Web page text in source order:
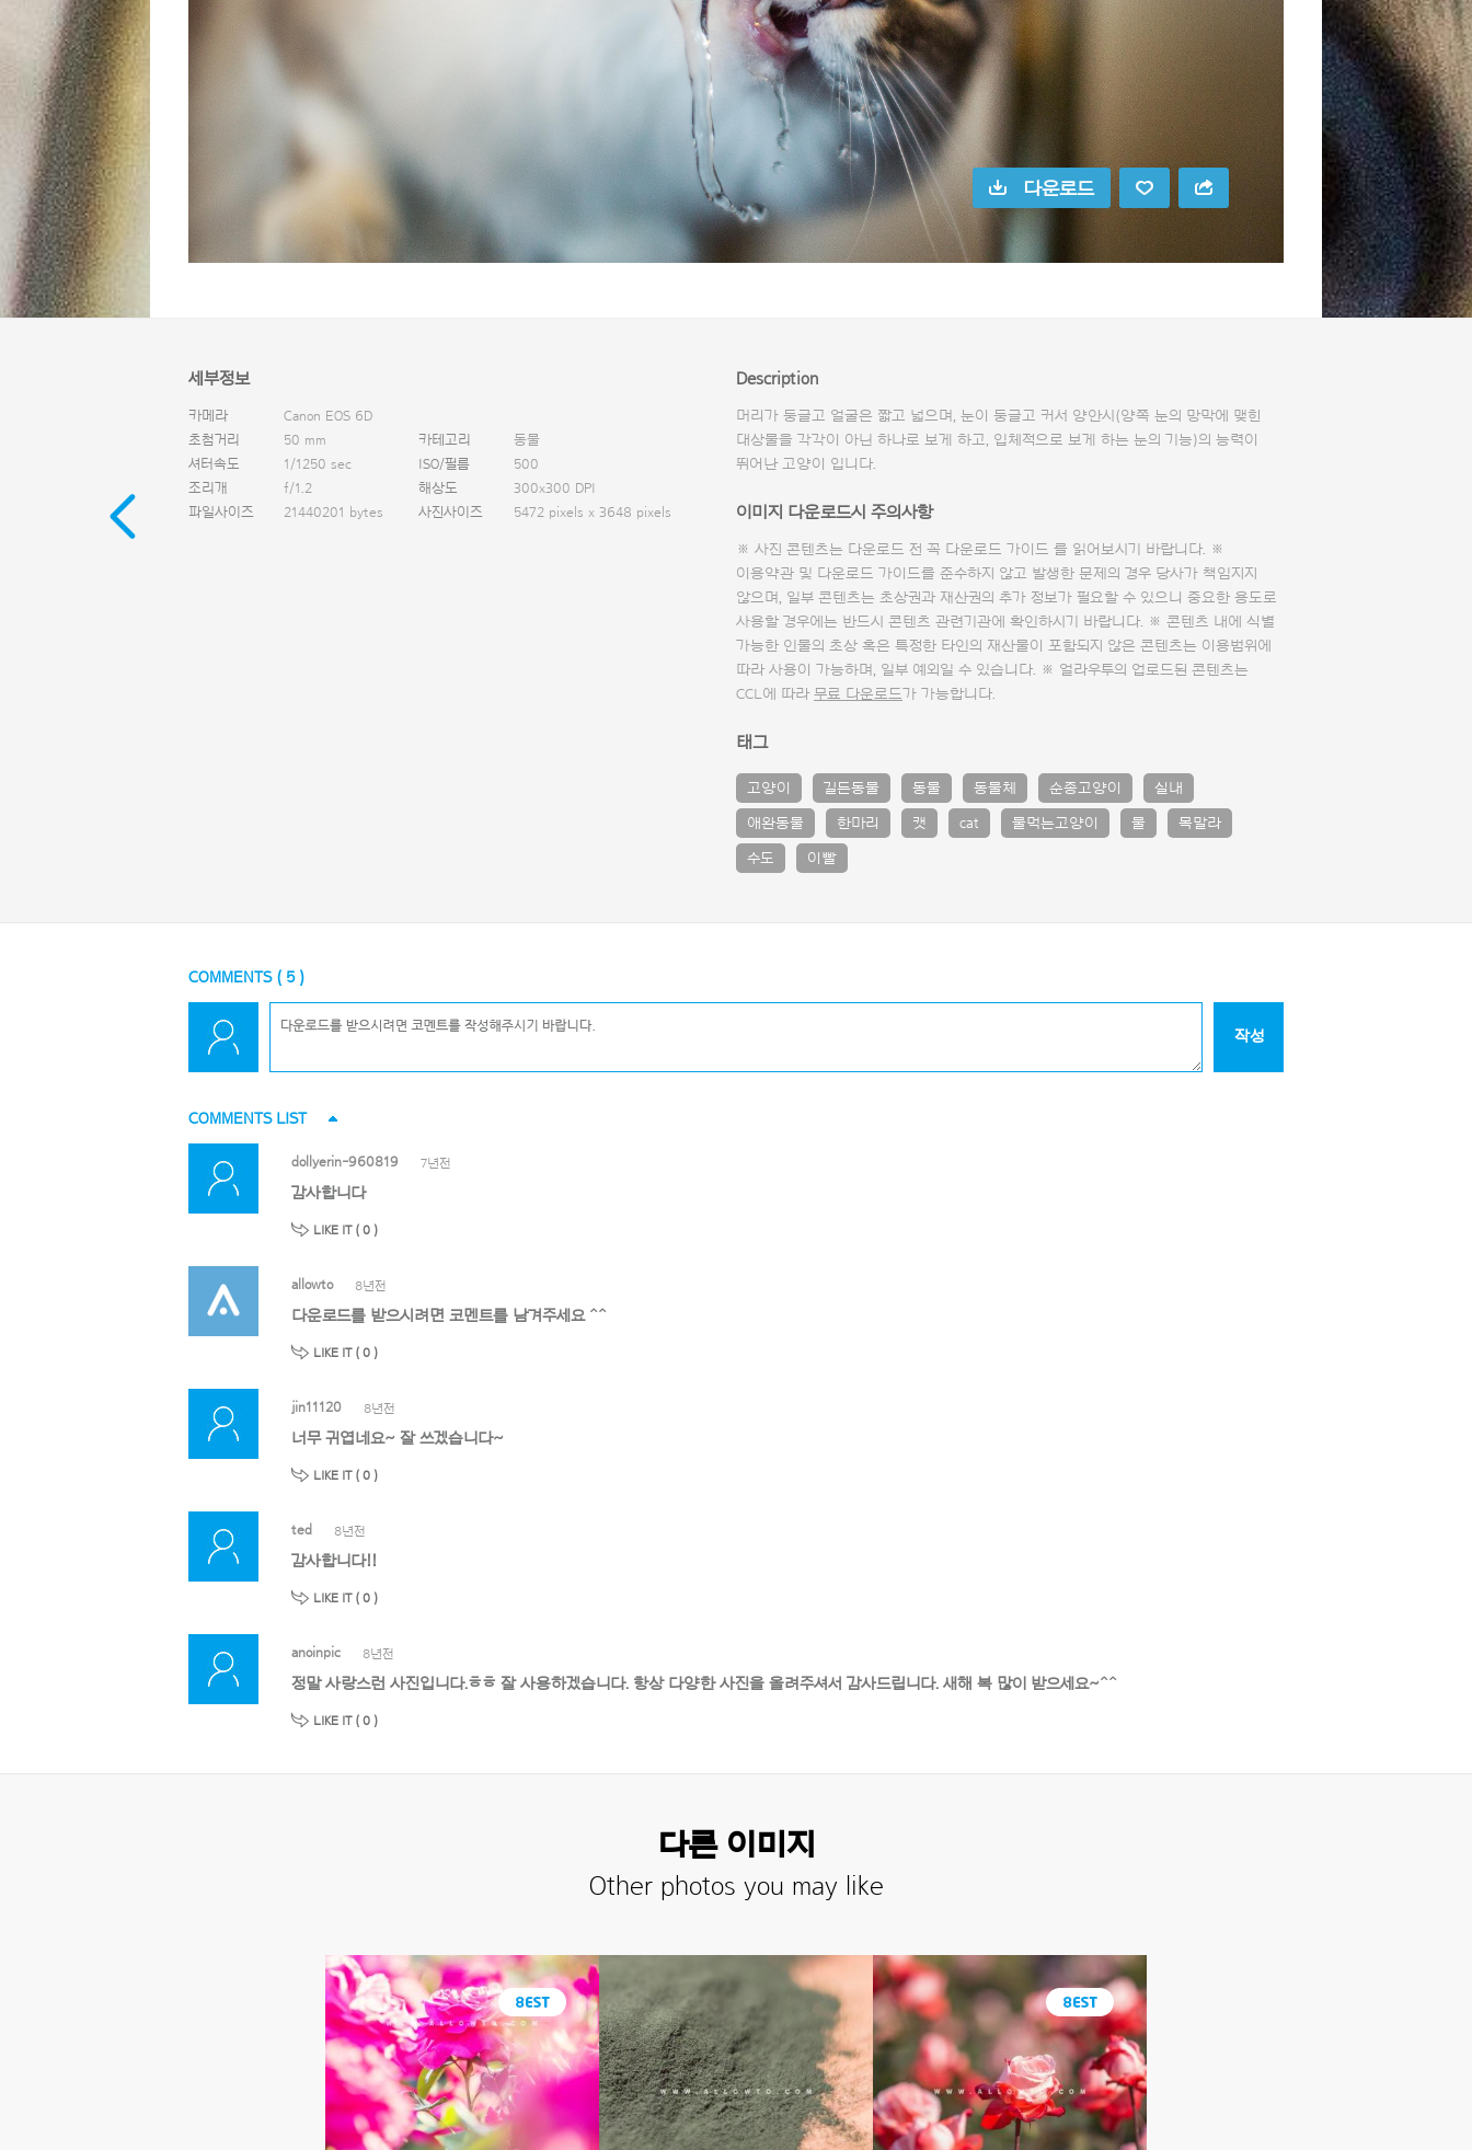
다운로드
세부정보
카메라
Canon EOS 6D
초첨거리
50 mm 카테고리
동물
셔터속도
1/1250 sec ISO/필름
500
조리개
f/1.2 해상도
300x300 DPI
파일사이즈
21440201 bytes 사진사이즈 5472 pixels x 3648 pixels
Description
머리가 둥글고 얼굴은 짧고 넓으며, 눈이 둥글고 커서 양안시(양쪽 눈의 망막에 맺힌
대상물을 각각이 아닌 하나로 보게 하고, 입체적으로 보게 하는 눈의 기능)의 능력이
뛰어난 고양이 입니다.
이미지 다운로드시 주의사항
※ 사진 콘텐츠는 다운로드 전 꼭 다운로드 가이드 를 읽어보시기 바랍니다. ※
이용약관 및 다운로드 가이드를 준수하지 않고 발생한 문제의 경우 당사가 책임지지
않으며, 일부 콘텐츠는 초상권과 재산권의 추가 정보가 필요할 수 있으니 중요한 용도로
사용할 경우에는 반드시 콘텐츠 관련기관에 확인하시기 바랍니다. ※ 콘텐츠 내에 식별
가능한 인물의 초상 혹은 특정한 타인의 재산물이 포함되지 않은 콘텐츠는 이용범위에
따라 사용이 가능하며, 일부 예외일 수 있습니다. ※ 얼라우투의 업로드된 콘텐츠는
CCL에 따라 무료 다운로드가 가능합니다.
태그
고양이 길든동물 동물 동물체 순종고양이 실내
애완동물 한마리 캣 cat 물먹는고양이 물 목말라
수도 이빨
COMMENTS ( 5)
작성
COMMENTS LIST
dollyerin-960819 7년전
감사합니다
LIKE IT ( 0 )
allowto 8년전
다운로드를 받으시려면 코멘트를 남겨주세요 ^^
LIKE IT ( 0 )
jin11120 8년전
너무 귀엽네요~ 잘 쓰겠습니다~
LIKE IT ( 0 )
ted 8년전
감사합니다!!
LIKE IT ( 0 )
anoinpic 8년전
정말 사랑스런 사진입니다.ㅎㅎ 잘 사용하겠습니다. 항상 다양한 사진을 올려주셔서 감사드립니다. 새해 복 많이 받으세요~^^
LIKE IT ( 0 )
다른 이미지
Other photos you may like